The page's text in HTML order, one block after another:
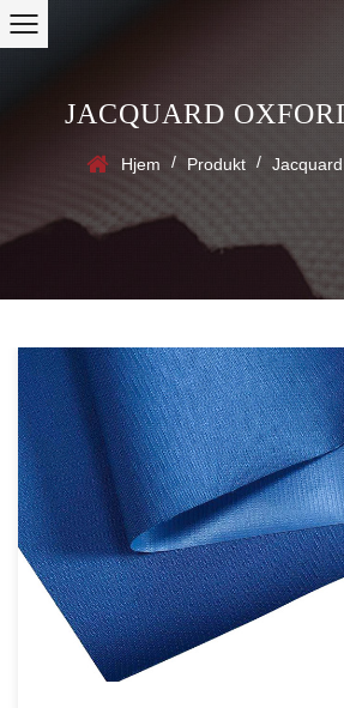
JACQUARD
Hjem / Produkt /